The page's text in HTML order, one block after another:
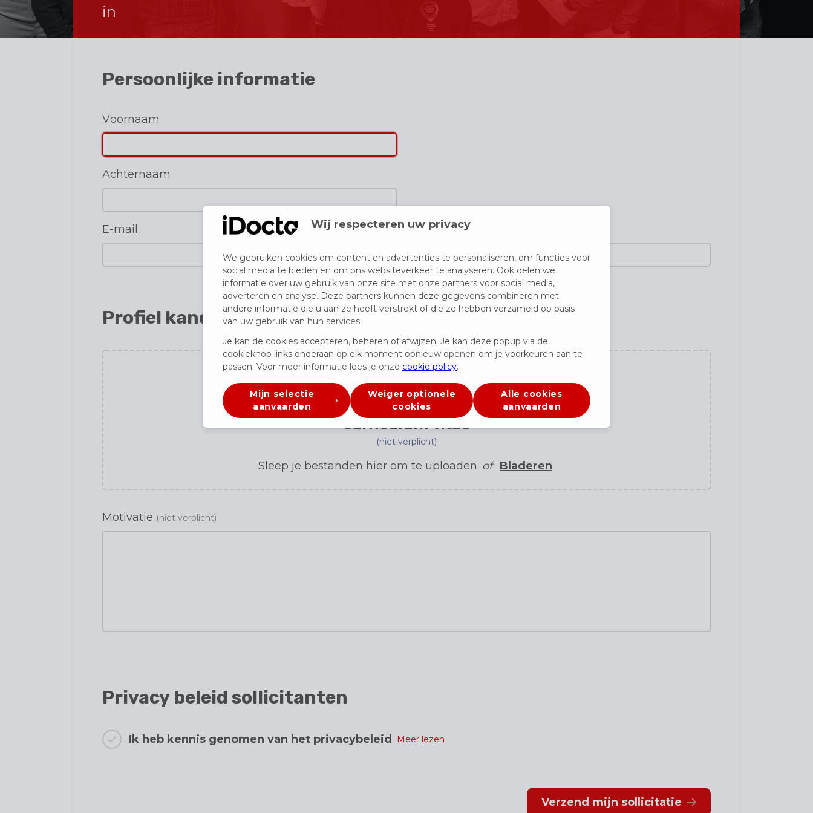
in
Persoonlijke informatie
Voornaam
Achternaam
E-mail Telefoon(niet verplicht)
Profiel kandidaat
curriculum vitae
(niet verplicht)
Sleep je bestanden hier om te uploaden of Bladeren
Motivatie (niet verplicht)
Privacy beleid sollicitanten
Ik heb kennis genomen van het privacybeleid Meer lezen
Verzend mijn sollicitatie
Wij respecteren uw privacy
We gebruiken cookies om content en advertenties te personaliseren, om functies voor
social media te bieden en om ons websiteverkeer te analyseren. Ook delen we
informatie over uw gebruik van onze site met onze partners voor social media,
adverteren en analyse. Deze partners kunnen deze gegevens combineren met
andere informatie die u aan ze heeft verstrekt of die ze hebben verzameld op basis
van uw gebruik van hun services.
Je kan de cookies accepteren, beheren of afwijzen. Je kan deze popup via de
cookieknop links onderaan op elk moment opnieuw openen om je voorkeuren aan te
passen. Voor meer informatie lees je onze cookie policy.
Mijn selectie
aanvaarden
Weiger optionele
cookies
Alle cookies
aanvaarden